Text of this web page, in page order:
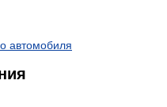
автомобиля